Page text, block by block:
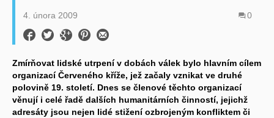
4. února 2009 0
Zmírňovat lidské utrpení v dobách válek bylo hlavním cílem
organizací Červeného kříže, jež začaly vznikat ve druhé
polovině 19. století. Dnes se členové těchto organizací
věnují i celé řadě dalších humanitárních činností, jejichž
adresáty jsou nejen lidé stižení ozbrojeným konfliktem či